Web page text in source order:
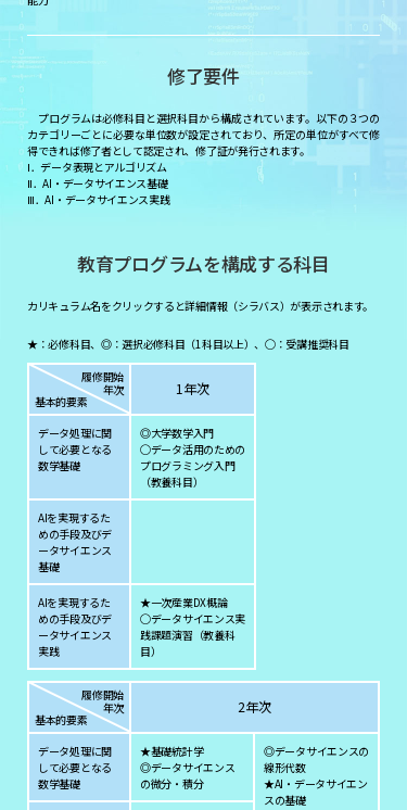
修了要件
プログラムは必修科目と選択科目から構成されています。以下の３つの
カテゴリーごとに必要な単位数が設定されており、所定の単位がすべて修
得できれば修了者として認定され、修了証が発行されます。
Ⅰ．データ表現とアルゴリズム
Ⅱ．AI・データサイエンス基礎
Ⅲ．AI・データサイエンス実践
教育プログラムを構成する科⽬
カリキュラム名をクリックすると詳細情報（シラバス）が表示されます。
★：必修科目、◎：選択必修科目（1科目以上）、◯：受講推奨科目
履修開始
年次
基本的要素
1年次
データ処理に関
して必要となる
数学基礎
◎大学数学入門
◯データ活用のための
プログラミング入門
（教養科目）
AIを実現するた
めの手段及びデ
ータサイエンス
基礎
AIを実現するた
めの手段及びデ
ータサイエンス
実践
★一次産業DX概論
◯データサイエンス実
践課題演習（教養科
目）
履修開始
年次
基本的要素
2年次
データ処理に関
して必要となる
数学基礎
★基礎統計学
◎データサイエンス
の微分・積分
◎データサイエンスの
線形代数
★AI・データサイエン
スの基礎